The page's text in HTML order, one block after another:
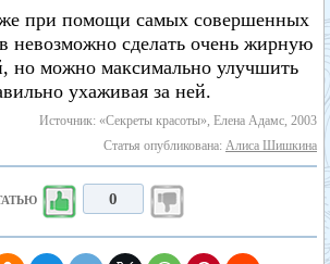
при помощи самых совершенных
невозможно сделать очень жирную
но можно максимально улучшить
ухаживая за ней.
Источник: «Секреты красоты», Елена Адамс, 2003
Статья опубликована: Алиса Шишкина
0